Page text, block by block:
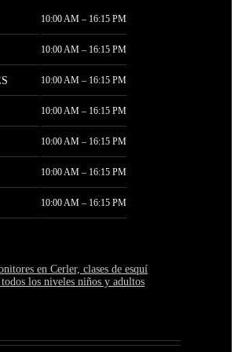
10:00 AM – 16:15 PM
10:00 AM – 16:15 PM
10:00 AM – 16:15 PM
10:00 AM – 16:15 PM
10:00 AM – 16:15 PM
10:00 AM – 16:15 PM
10:00 AM – 16:15 PM